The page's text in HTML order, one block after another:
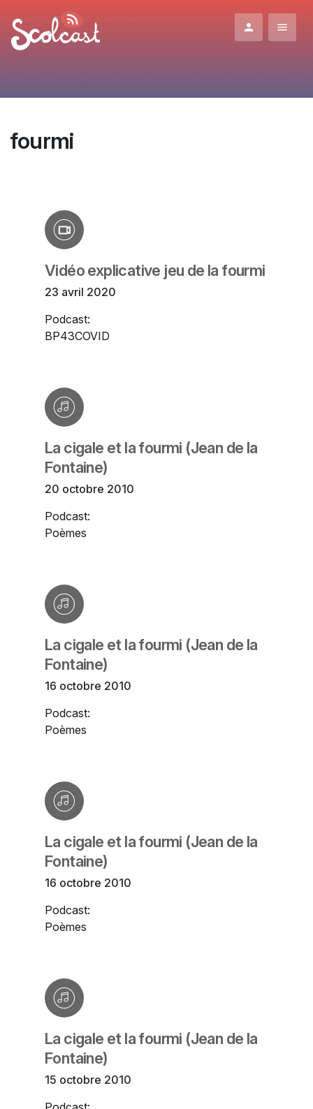
fourmi
Vidéo explicative jeu de la fourmi
23 avril 2020
Podcast:
BP43COVID
La cigale et la fourmi (Jean de la
Fontaine)
20 octobre 2010
Podcast:
Poèmes
La cigale et la fourmi (Jean de la
Fontaine)
16 octobre 2010
Podcast:
Poèmes
La cigale et la fourmi (Jean de la
Fontaine)
16 octobre 2010
Podcast:
Poèmes
La cigale et la fourmi (Jean de la
Fontaine)
15 octobre 2010